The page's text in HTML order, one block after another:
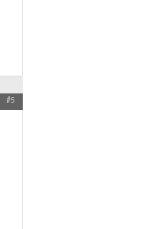
#5